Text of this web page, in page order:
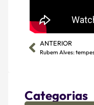
ANTERIOR
Categorias